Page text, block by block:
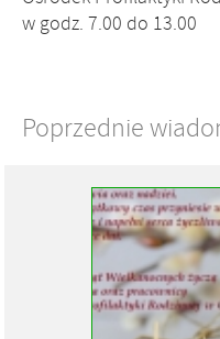
w godz. 7.00 do 13.00
Poprzednie